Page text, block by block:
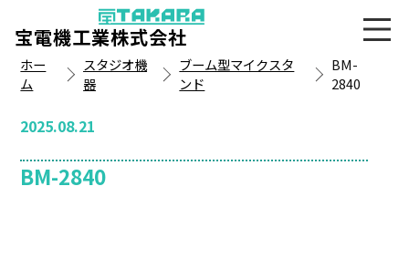
宝電機工業株式会社
ホー
ム
スタジオ機
器
ブーム型マイクスタ
ンド
BM-
2840
2025.08.21
BM-2840